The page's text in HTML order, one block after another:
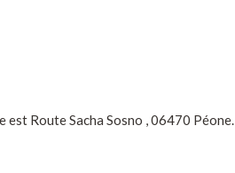
Route Sacha Sosno , 06470 Péone.